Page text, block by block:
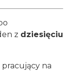
z dziesięciu
pracujący na